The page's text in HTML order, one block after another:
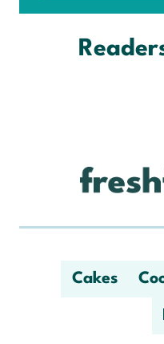
Cakes